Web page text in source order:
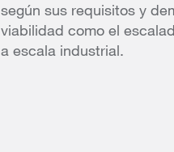
según sus requisitos y
viabilidad como el
a escala industrial.